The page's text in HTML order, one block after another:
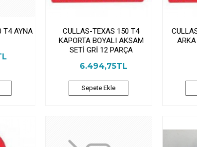
T4 AYNA
CULLAS-TEXAS 150 T4
KAPORTA BOYALI AKSAM
SETİ GRİ 12 PARÇA
6.494,75TL
Sepete Ekle